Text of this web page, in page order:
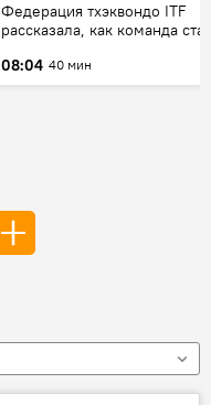
Федерация тхэквондо ITF
рассказала, как команда
08:04 40 мин